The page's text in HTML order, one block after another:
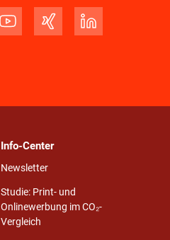
Info-Center
Newsletter
Studie: Print- und
Onlinewerbung im CO₂-
Vergleich